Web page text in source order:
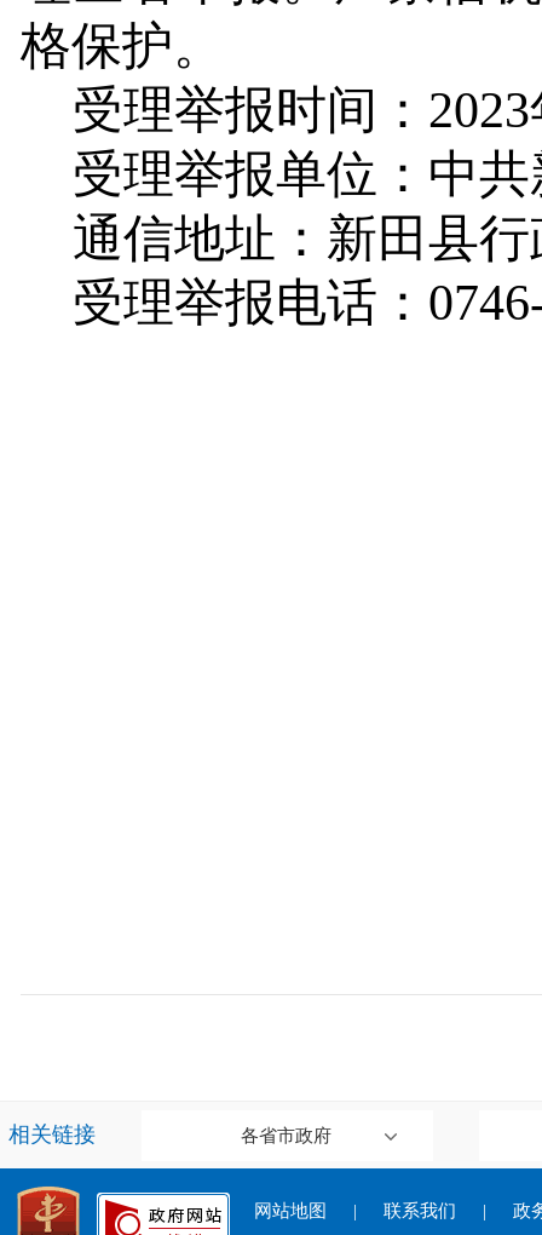
格保护。
受理举报时间： 2023
受理举报单位：中
通信地址：新田县
受理举报电话：
相关链接 各省市政府
网站地图 | 联系我们 | 政